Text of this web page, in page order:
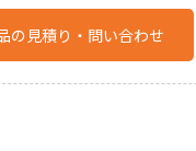
の見積り・問い合わせ